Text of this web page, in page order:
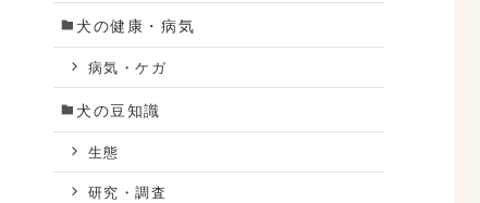
犬の健康・病気
病気・ケガ
犬の豆知識
生態
研究・調査